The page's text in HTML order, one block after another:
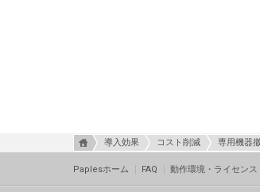
導入効果 コスト削減 専用機器
Paplesホーム FAQ 動作環境・ライセンス